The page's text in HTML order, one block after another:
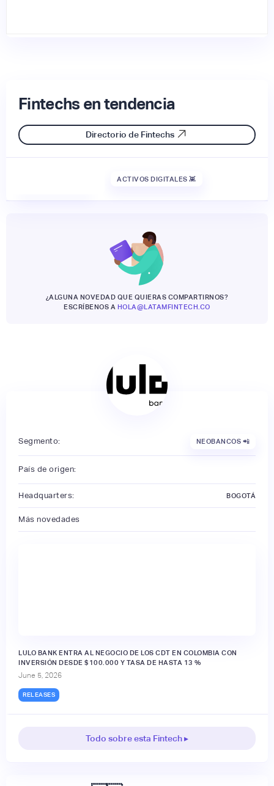
Fintechs en tendencia
Directorio de Fintechs
ACTIVOS DIGITALES 👾
¿ALGUNA NOVEDAD QUE QUIERAS COMPARTIRNOS?
ESCRÍBENOS A HOLA@LATAMFINTECH.CO
Segmento: NEOBANCOS 📲
País de origen:
Headquarters: BOGOTÁ
Más novedades
LULO BANK ENTRA AL NEGOCIO DE LOS CDT EN COLOMBIA CON
INVERSIÓN DESDE $100.000 Y TASA DE HASTA 13 %
June 5, 2026
RELEASES
Todo sobre esta Fintech ▸